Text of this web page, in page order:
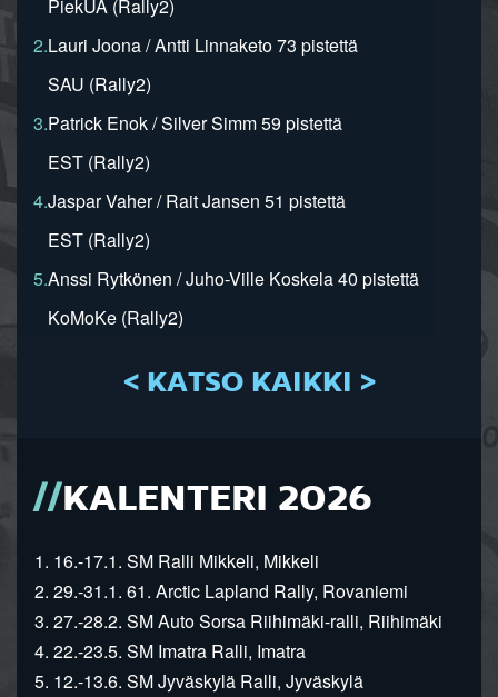
PiekUA (Rally2)
2.Lauri Joona / Antti Linnaketo 73 pistettä
SAU (Rally2)
3.Patrick Enok / Silver Simm 59 pistettä
EST (Rally2)
4.Jaspar Vaher / Rait Jansen 51 pistettä
EST (Rally2)
5.Anssi Rytkönen / Juho-Ville Koskela 40 pistettä
KoMoKe (Rally2)
< KATSO KAIKKI >
KALENTERI 2026
1. 16.-17.1. SM Ralli Mikkeli, Mikkeli
2. 29.-31.1. 61. Arctic Lapland Rally, Rovaniemi
3. 27.-28.2. SM Auto Sorsa Riihimäki-ralli, Riihimäki
4. 22.-23.5. SM Imatra Ralli, Imatra
5. 12.-13.6. SM Jyväskylä Ralli, Jyväskylä